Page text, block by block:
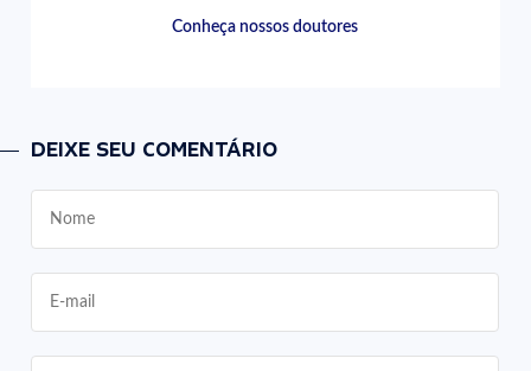
Conheça nossos doutores
DEIXE SEU COMENTÁRIO